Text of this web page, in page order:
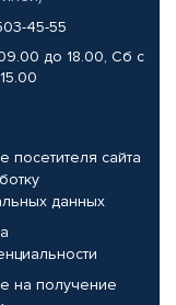
45-55
до 18.00, Сб с
посетителя сайта
данных
на получение